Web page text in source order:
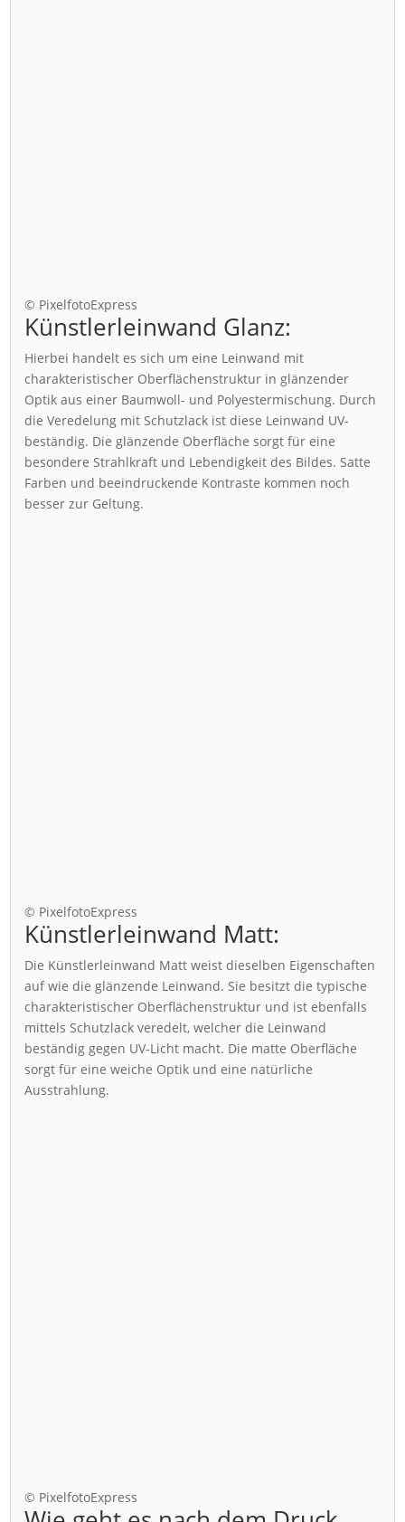
© PixelfotoExpress
Künstlerleinwand Glanz:
Hierbei handelt es sich um eine Leinwand mit
charakteristischer Oberflächenstruktur in glänzender
Optik aus einer Baumwoll- und Polyestermischung. Durch
die Veredelung mit Schutzlack ist diese Leinwand UV-
beständig. Die glänzende Oberfläche sorgt für eine
besondere Strahlkraft und Lebendigkeit des Bildes. Satte
Farben und beeindruckende Kontraste kommen noch
besser zur Geltung.
© PixelfotoExpress
Künstlerleinwand Matt:
Die Künstlerleinwand Matt weist dieselben Eigenschaften
auf wie die glänzende Leinwand. Sie besitzt die typische
charakteristischer Oberflächenstruktur und ist ebenfalls
mittels Schutzlack veredelt, welcher die Leinwand
beständig gegen UV-Licht macht. Die matte Oberfläche
sorgt für eine weiche Optik und eine natürliche
Ausstrahlung.
© PixelfotoExpress